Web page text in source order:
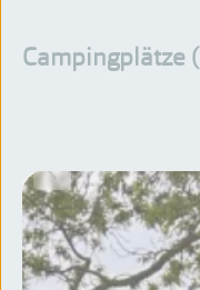
Campingplätze (